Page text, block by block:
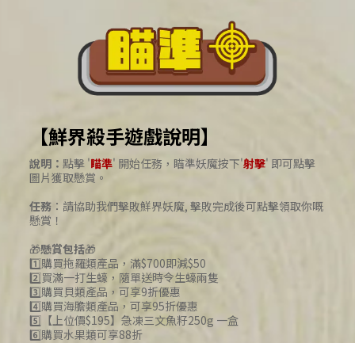
【鮮界殺手遊戲說明】
說明：點擊 '瞄準' 開始任務，瞄準妖魔按下'射擊' 即可點擊
圖片獲取懸賞。
任務 ：請協助我們擊敗鮮界妖魔, 擊敗完成後可點擊領取你嘅
懸賞！
🎁懸賞包括🎁
1️⃣購買拖羅類產品，滿$700即減$50
2️⃣買滿一打生蠔，隨單送時令生蠔兩隻
3️⃣購買貝類產品，可享9折優惠
4️⃣購買海膽類產品，可享95折優惠
5️⃣【上位價$195】急凍三文魚籽250g 一盒
6️⃣購買水果類可享88折